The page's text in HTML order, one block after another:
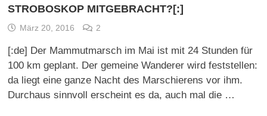
STROBOSKOP MITGEBRACHT?[:]
März 20, 2016 2
[:de] Der Mammutmarsch im Mai ist mit 24 Stunden für
100 km geplant. Der gemeine Wanderer wird feststellen:
da liegt eine ganze Nacht des Marschierens vor ihm.
Durchaus sinnvoll erscheint es da, auch mal die …